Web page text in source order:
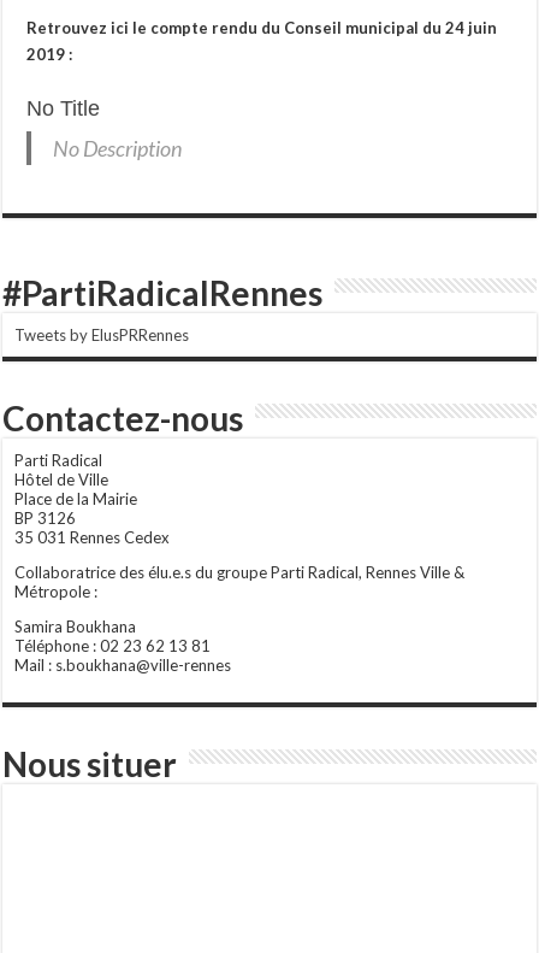
Retrouvez ici le compte rendu du Conseil municipal du 24 juin
2019 :
No Title
No Description
#PartiRadicalRennes
Tweets by ElusPRRennes
Contactez-nous
Parti Radical
Hôtel de Ville
Place de la Mairie
BP 3126
35 031 Rennes Cedex
Collaboratrice des élu.e.s du groupe Parti Radical, Rennes Ville &
Métropole :
Samira Boukhana
Téléphone : 02 23 62 13 81
Mail : s.boukhana@ville-rennes
Nous situer